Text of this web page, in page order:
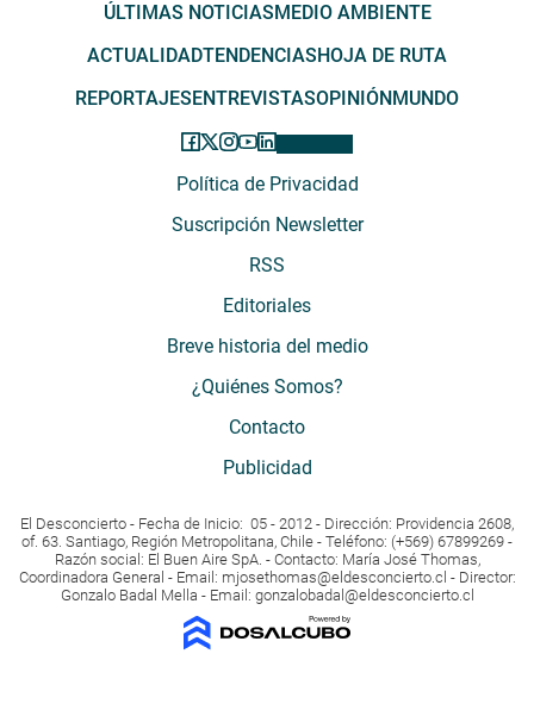
ÚLTIMAS NOTICIAS MEDIO AMBIENTE
ACTUALIDADTENDENCIAS HOJA DE RUTA
REPORTAJES ENTREVISTASOPINIÓN MUNDO
Política de Privacidad
Suscripción Newsletter
RSS
Editoriales
Breve historia del medio
¿Quiénes Somos?
Contacto
Publicidad
El Desconcierto - Fecha de Inicio: 05 - 2012 - Dirección: Providencia 2608,
of. 63. Santiago, Región Metropolitana, Chile - Teléfono: (+569) 67899269 -
Razón social: El Buen Aire SpA. - Contacto: María José Thomas,
Coordinadora General - Email: mjosethomas@eldesconcierto.cl - Director:
Gonzalo Badal Mella - Email: gonzalobadal@eldesconcierto.cl